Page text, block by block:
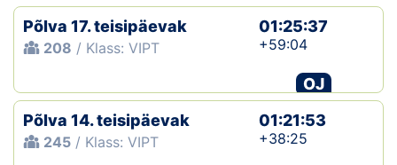
Kalender
Tule klubisse!
Tulemused
Põlva 17. teisipäevak
208 / Klass: VIPT
01:25:37
+59:04
OJ
Põlva 14. teisipäevak
245 / Klass: VIPT
01:21:53
+38:25